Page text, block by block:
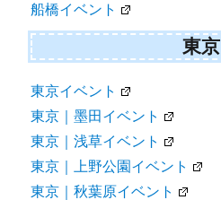
船橋イベント
東京
東京イベント
東京｜墨田イベント
東京｜浅草イベント
東京｜上野公園イベント
東京｜秋葉原イベント